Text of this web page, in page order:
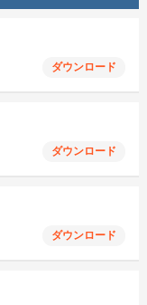
ダウンロード
ダウンロード
ダウンロード